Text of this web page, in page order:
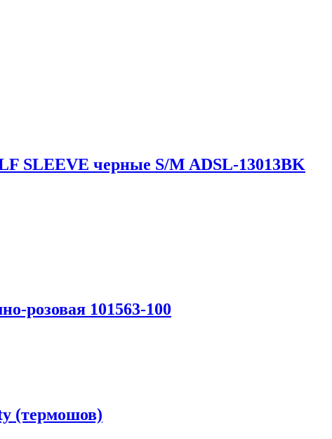
SLEEVE черные S/M ADSL-13013BK
розовая 101563-100
(термошов)